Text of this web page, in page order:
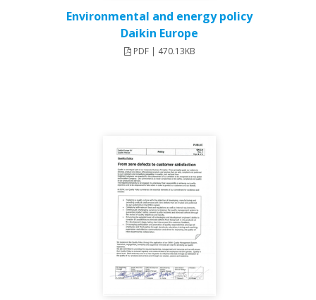
Environmental and energy policy
Daikin Europe
PDF | 470.13KB